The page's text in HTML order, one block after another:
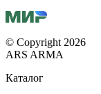
© Copyright 2026
ARS ARMA
Каталог